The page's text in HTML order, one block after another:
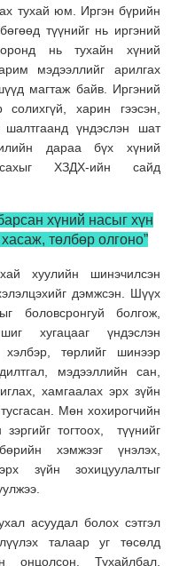
тухай юм. Иргэн бүрийн
түүнийг нь иргэний
нь тухайн хүний
мэдээллийг арилгах
магтаж байв. Иргэний
солихгүй, харин гээсэн,
үндэслэн шат
дараа бүх хүний
ХЗДХ-ийн сайд
хүний насыг хүн
төлбөр олгоно”
хуулийн шинэчилсэн
дэмжсэн. Шүүх
боловсронгуй болгож,
хугацааг үндэслэн
төрлийг шинээр
мэдээллийн сан,
хамгаалах эрх зүйн
Мөн хохирогчийн
тогтоох, түүнийг
хэмжээг үнэлэх,
зүйн зохицуулалтыг
асуудал болох сэтгэл
талаар уг төсөлд
онцолсон. Тухайлбал,